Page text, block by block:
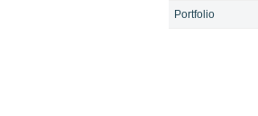
Portfolio